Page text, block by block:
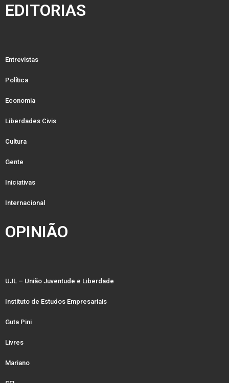
EDITORIAS
Entrevistas
Política
Economia
Liberdades Civis
Cultura
Gente
Iniciativas
Internacional
OPINIÃO
UJL – União Juventude e Liberdade
Instituto de Estudos Empresariais
Guta Pini
Livres
Mariano